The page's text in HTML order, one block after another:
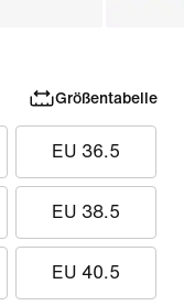
Größentabelle
EU 36.5
EU 38.5
EU 40.5